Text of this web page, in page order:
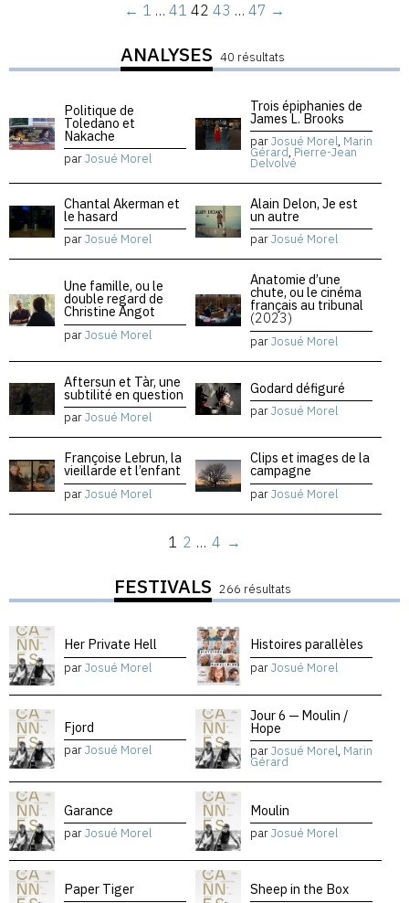
← 1 … 41 42 43 … 47 →
ANALYSES 40 résultats
Politique de
Toledano et
Nakache
parJosué Morel
Trois épiphanies de
James L. Brooks
parJosué Morel, Marin
Gérard, Pierre-Jean
Delvolvé
Chantal Akerman et
le hasard
parJosué Morel
Alain Delon, Je est
un autre
parJosué Morel
Une famille, ou le
double regard de
Christine Angot
parJosué Morel
Anatomie d’une
chute, ou le cinéma
français au tribunal
(2023)
parJosué Morel
Aftersun et Tàr, une
subtilité en question
parJosué Morel
Godard défiguré
parJosué Morel
Françoise Lebrun, la
vieillarde et l’enfant
parJosué Morel
Clips et images de la
campagne
parJosué Morel
1 2 … 4 →
FESTIVALS 266 résultats
Her Private Hell
parJosué Morel
Histoires parallèles
parJosué Morel
Fjord
parJosué Morel
Jour 6 — Moulin /
Hope
parJosué Morel, Marin
Gérard
Garance
parJosué Morel
Moulin
parJosué Morel
Paper Tiger Sheep in the Box